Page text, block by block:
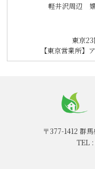
ン
軽井沢周辺
東京
【東京営業所】
〒377-1412 群
TEL :